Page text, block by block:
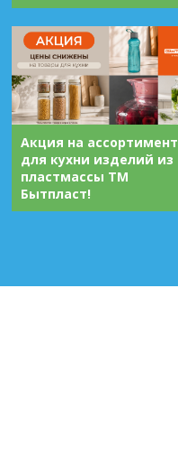
Акция на ассортимент
для кухни изделий из
пластмассы ТМ
Бытпласт!